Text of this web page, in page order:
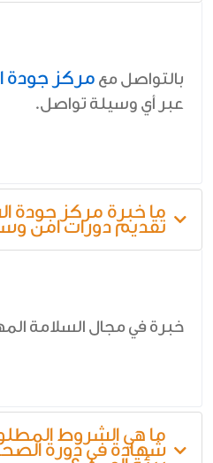
بالتواصل مع مركز جودة
عبر أي وسيلة تواصل.
ما خبرة مركز جودة
تقديم دورات امن
خبرة في مجال السلامة
ما هي الشروط
شهادة في دورة